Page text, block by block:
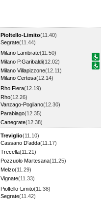
Pioltello-Limito(11.40)
Segrate(11.44)
Milano Lambrate(11.50)
Milano P.Garibaldi(12.02)
Milano Villapizzone(12.11)
Milano Certosa(12.14)
Rho Fiera(12.19)
Rho(12.26)
Vanzago-Pogliano(12.30)
Parabiago(12.35)
Canegrate(12.38)
Treviglio(11.10)
Cassano D'adda(11.17)
Trecella(11.21)
Pozzuolo Martesana(11.25)
Melzo(11.29)
Vignate(11.33)
Pioltello-Limito(11.38)
Segrate(11.42)